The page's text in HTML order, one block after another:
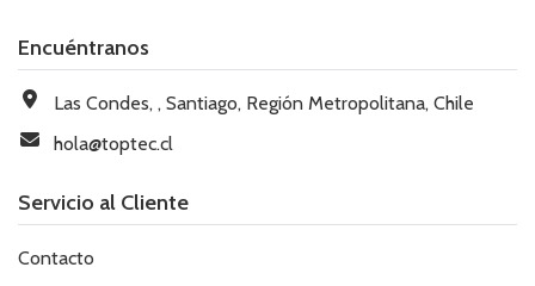
Encuéntranos
Las Condes, , Santiago, Región Metropolitana, Chile
hola@toptec.cl
Servicio al Cliente
Contacto